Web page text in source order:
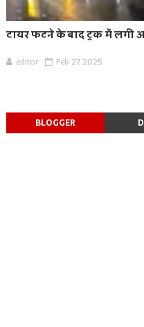
टायर फटने के बाद ट्रक में
editor Feb 27, 2025
BLOGGER